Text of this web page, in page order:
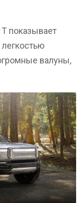
показывает
валуны,